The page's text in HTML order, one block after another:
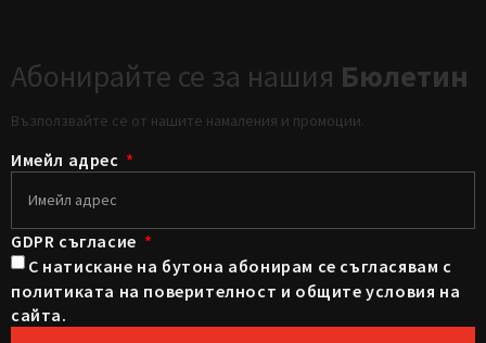
Абонирайте се за нашия Бюлетин
Възползвайте се от нашите намаления и промоции.
Имейл адрес
GDPR съгласие
С натискане на бутона абонирам се съгласявам с
политиката на поверителност и общите условия на
сайта.